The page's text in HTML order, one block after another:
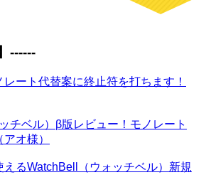
------
レート代替案に終止符を打ちます！
チベル）β版レビュー！モノレート
オ様）
えるWatchBell（ウォッチベル）新規